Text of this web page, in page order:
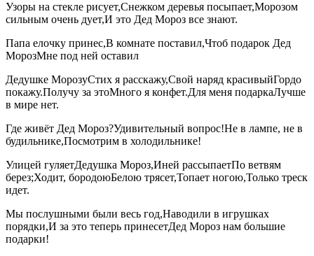
Узоры на стекле рисует,Снежком деревья посыпает,Морозом
сильным очень дует,И это Дед Мороз все знают.
Папа елочку принес,В комнате поставил,Чтоб подарок Дед
МорозМне под ней оставил
Дедушке МорозуСтих я расскажу,Свой наряд красивыйГордо
покажу.Получу за этоМного я конфет.Для меня подаркаЛучше
в мире нет.
Где живёт Дед Мороз?Удивительный вопрос!Не в лампе, не в
будильнике,Посмотрим в холодильнике!
Улицей гуляетДедушка Мороз,Иней рассыпаетПо ветвям
берез;Ходит, бородоюБелою трясет,Топает ногою,Только треск
идет.
Мы послушными были весь год,Наводили в игрушках
порядки,И за это теперь принесетДед Мороз нам большие
подарки!